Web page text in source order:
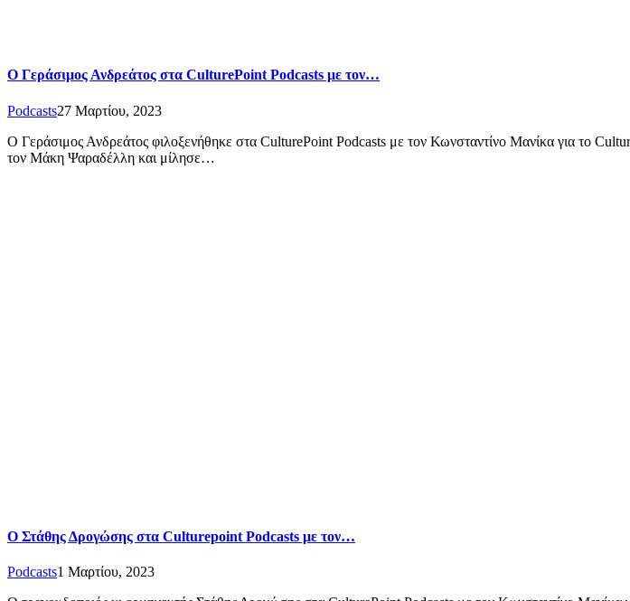
Ο Γεράσιμος Ανδρεάτος στα CulturePoint Podcasts με τον…
Podcasts27 Μαρτίου, 2023
Ο Γεράσιμος Ανδρεάτος φιλοξενήθηκε στα CulturePoint Podcasts με τον Κωνσταντίνο Μανίκα για το
τον Μάκη Ψαραδέλλη και μίλησε…
Ο Στάθης Δρογώσης στα Culturepoint Podcasts με τον…
Podcasts1 Μαρτίου, 2023